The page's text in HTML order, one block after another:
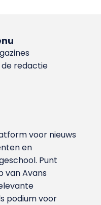
de redactie
voor nieuws
en
Punt
van Avans
podium voor